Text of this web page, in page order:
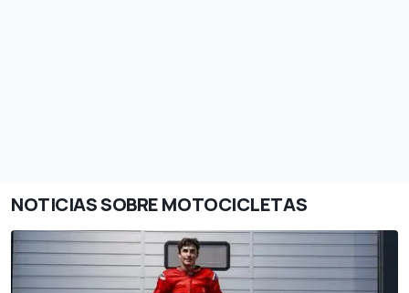
NOTICIAS SOBRE MOTOCICLETAS